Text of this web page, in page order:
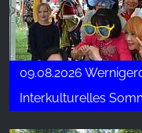
09.08.2026
Interkulturelles